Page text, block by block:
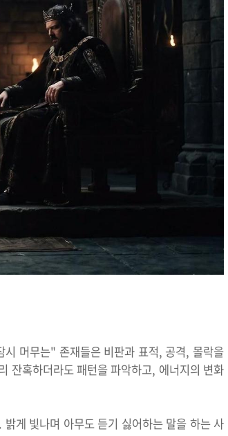
머무는" 존재들은 비판과 표적, 공격, 몰락을
잔혹하더라도 패턴을 파악하고, 에너지의 변화
게 빛나며 아무도 듣기 싫어하는 말을 하는 사